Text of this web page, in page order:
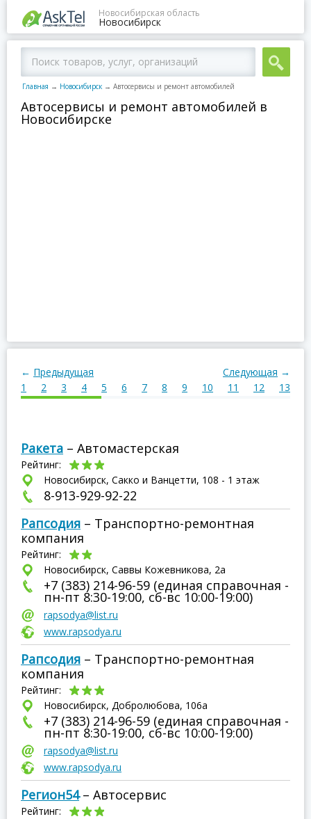
Новосибирская область
Новосибирск
Главная → Новосибирск → Автосервисы и ремонт автомобилей
Автосервисы и ремонт автомобилей в
Новосибирске
← Предыдущая Следующая →
1
2 3 4 5 6 7 8 9 10 11 12 13
Ракета – Автомастерская
Рейтинг:
Новосибирск, Сакко и Ванцетти, 108 - 1 этаж
8-913-929-92-22
Рапсодия – Транспортно-ремонтная
компания
Рейтинг:
Новосибирск, Саввы Кожевникова, 2а
+7 (383) 214-96-59 (единая справочная -
пн-пт 8:30-19:00, сб-вс 10:00-19:00)
rapsodya@list.ru
www.rapsodya.ru
Рапсодия – Транспортно-ремонтная
компания
Рейтинг:
Новосибирск, Добролюбова, 106а
+7 (383) 214-96-59 (единая справочная -
пн-пт 8:30-19:00, сб-вс 10:00-19:00)
rapsodya@list.ru
www.rapsodya.ru
Регион54– Автосервис
Рейтинг: